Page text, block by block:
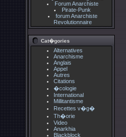
Forum Anarchiste
Pirate-Punk
forum Anarchiste
Revolutionnaire
Cat�gories
Alternatives
Anarchisme
Anglais
Appel
Autres
Citations
�cologie
International
Millitantisme
Recettes v�g�
Th�orie
Video
Anarkhia
Blackblock